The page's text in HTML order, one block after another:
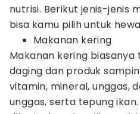
nutrisi. Berikut jenis-jenis
bisa kamu pilih untuk
Makanan kering
Makanan kering
daging dan produk
vitamin, mineral, unggas,
unggas, serta tepung